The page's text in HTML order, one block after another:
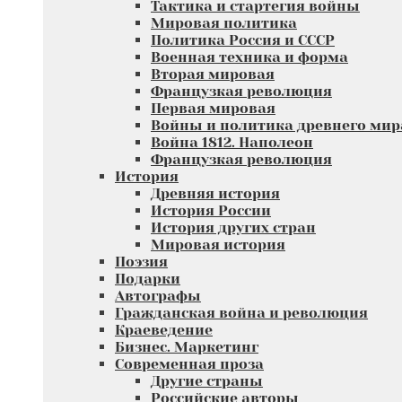
Тактика и стартегия войны
Мировая политика
Политика Россия и СССР
Военная техника и форма
Вторая мировая
Французкая революция
Первая мировая
Войны и политика древнего
Война 1812. Наполеон
Французкая революция
История
Древняя история
История России
История других стран
Мировая история
Поэзия
Подарки
Автографы
Гражданская война и революция
Краеведение
Бизнес. Маркетинг
Современная проза
Другие страны
Российские авторы